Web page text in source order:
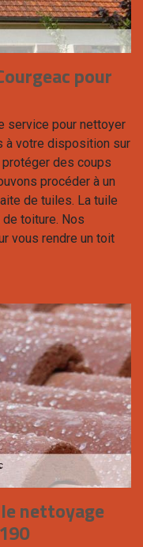
pour
service pour nettoyer
à votre disposition sur
des coups
procéder à un
de tuiles. La tuile
toiture. Nos
vous rendre un toit
nettoyage